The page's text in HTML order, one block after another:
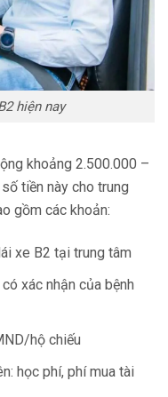
hiện nay
khoảng 2.500.000 –
tiền này cho trung
gồm các khoản:
xe B2 tại trung tâm
xác nhận của bệnh
hộ chiếu
học phí, phí mua tài